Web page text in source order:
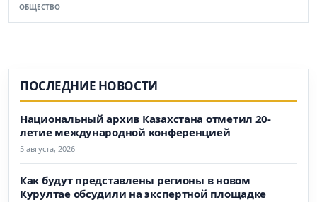
ОБЩЕСТВО
ПОСЛЕДНИЕ НОВОСТИ
Национальный архив Казахстана отметил 20-
летие международной конференцией
5 августа, 2026
Как будут представлены регионы в новом
Курултае обсудили на экспертной площадке